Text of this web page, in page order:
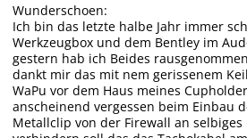
Wunderschoen:
Ich bin das letzte halbe Jahr immer
Werkzeugbox und dem Bentley im
gestern hab ich Beides
dankt mir das mit nem gerissenem
WaPu vor dem Haus meines
anscheinend vergessen beim Einbau
Metallclip von der Firewall an